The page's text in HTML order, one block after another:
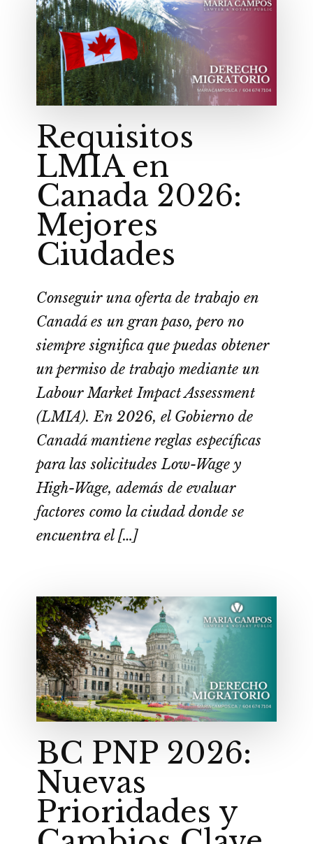
Requisitos
LMIA en
Canada 2026:
Mejores
Ciudades
Conseguir una oferta de trabajo en
Canadá es un gran paso, pero no
siempre significa que puedas obtener
un permiso de trabajo mediante un
Labour Market Impact Assessment
(LMIA). En 2026, el Gobierno de
Canadá mantiene reglas específicas
para las solicitudes Low-Wage y
High-Wage, además de evaluar
factores como la ciudad donde se
encuentra el […]
BC PNP 2026:
Nuevas
Prioridades y